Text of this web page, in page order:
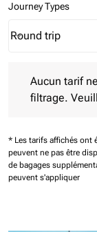
Journey Types
Journey Types
Round trip
keyboard_arrow_down
Aucun tarif
filtrage.
* Les tarifs affichés ont
peuvent ne pas être
de bagages
peuvent s'appliquer